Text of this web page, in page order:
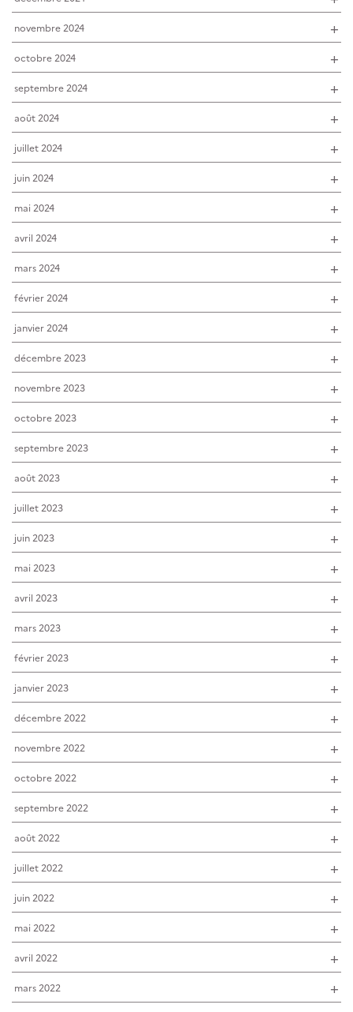
novembre 2024
octobre 2024
septembre 2024
août 2024
juillet 2024
juin 2024
mai 2024
avril 2024
mars 2024
février 2024
janvier 2024
décembre 2023
novembre 2023
octobre 2023
septembre 2023
août 2023
juillet 2023
juin 2023
mai 2023
avril 2023
mars 2023
février 2023
janvier 2023
décembre 2022
novembre 2022
octobre 2022
septembre 2022
août 2022
juillet 2022
juin 2022
mai 2022
avril 2022
mars 2022